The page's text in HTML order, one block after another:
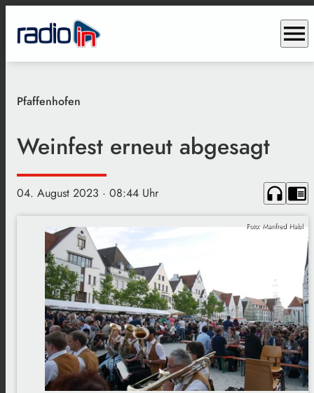
menu
Pfaffenhofen
Weinfest erneut abgesagt
04. August 2023 · 08:44 Uhr headphones chrome_reader_mode
Foto: Manfred Habl